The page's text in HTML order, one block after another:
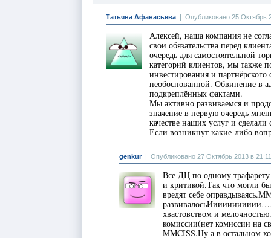
Татьяна Афанасьева Опубликовано 25 Октябрь
Алексей, наша компания не
свои обязательства перед
очередь для самостоятельной
категорий клиентов, мы также
инвестирования и
необоснованной. Обвинение в
подкреплённых фактами.
Мы активно развиваемся и
значение в первую очередь
качестве наших услуг и
Если возникнут какие-либо
genkur| Опубликовано 27 Октябрь 2013 в 21:11
Все ДЦ по одному
и критикой.Так что могли
вредят себе
хвастовством и
комиссии(нет комиссии на
MMCISS.Ну а в остальном